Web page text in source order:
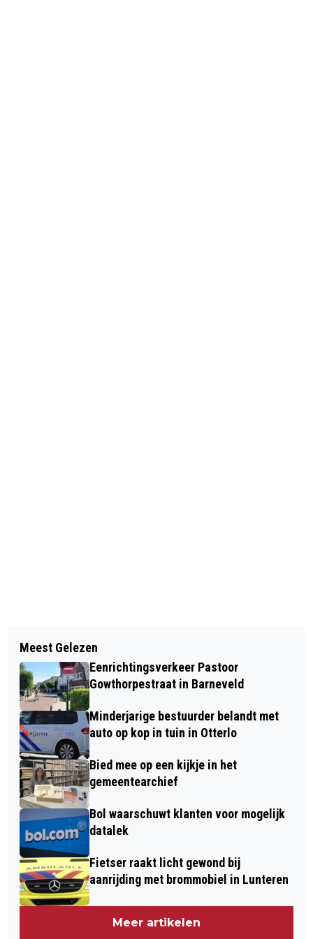
MOEDER BELT DE 112 –
HULPDIENSTEN VOOR HAAR
OPGESLOTEN BABY IN HAAR AUTO -
BRANDWEER BEVRIJDT BABY UIT
AUTO IN BARNEVELD
ONDERHOUD WEGDEK N-WEGEN
ZOMERPERIODE
Meest Gelezen
Eenrichtingsverkeer Pastoor
Gowthorpestraat in Barneveld
Minderjarige bestuurder belandt met
auto op kop in tuin in Otterlo
Bied mee op een kijkje in het
gemeentearchief
Bol waarschuwt klanten voor mogelijk
datalek
Fietser raakt licht gewond bij
aanrijding met brommobiel in Lunteren
Meer artikelen